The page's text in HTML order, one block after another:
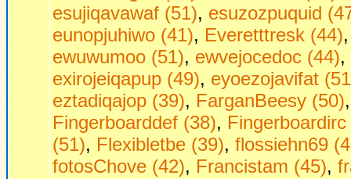
esujiqavawaf (51), esuzozpuquid
eunopjuhiwo (41), Everetttresk (44)
ewuwumoo (51), ewvejocedoc (44),
exirojeiqapup (49), eyoezojavifat
eztadiqajop (39), FarganBeesy (50)
Fingerboarddef (38),
(51), Flexibletbe (39), flossiehn69
fotosChove (42), Francistam (45),